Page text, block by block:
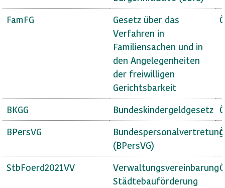
FamFG
Gesetz über das
Verfahren in
Familiensachen und in
den Angelegenheiten
der freiwilligen
Gerichtsbarkeit
BKGG Bundeskindergeldgesetz
BPersVG
(BPersVG)
StbFoerd2021VV
Verwaltungsvereinbarung
Städtebauförderung